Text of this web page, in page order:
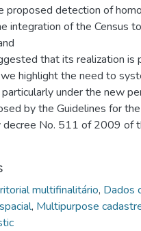
proposed detection of
integration of the Census
that its realization is
highlight the need to
particularly under the new
by the Guidelines for
decree No. 511 of 2009 of
multifinalitário, Dados
, Multipurpose